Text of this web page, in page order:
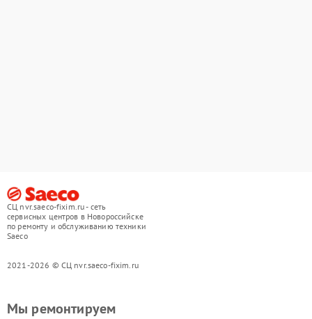
СЦ nvr.saeco-fixim.ru - сеть
сервисных центров в Новороссийске
по ремонту и обслуживанию техники
Saeco
2021-2026 © СЦ nvr.saeco-fixim.ru
Мы ремонтируем